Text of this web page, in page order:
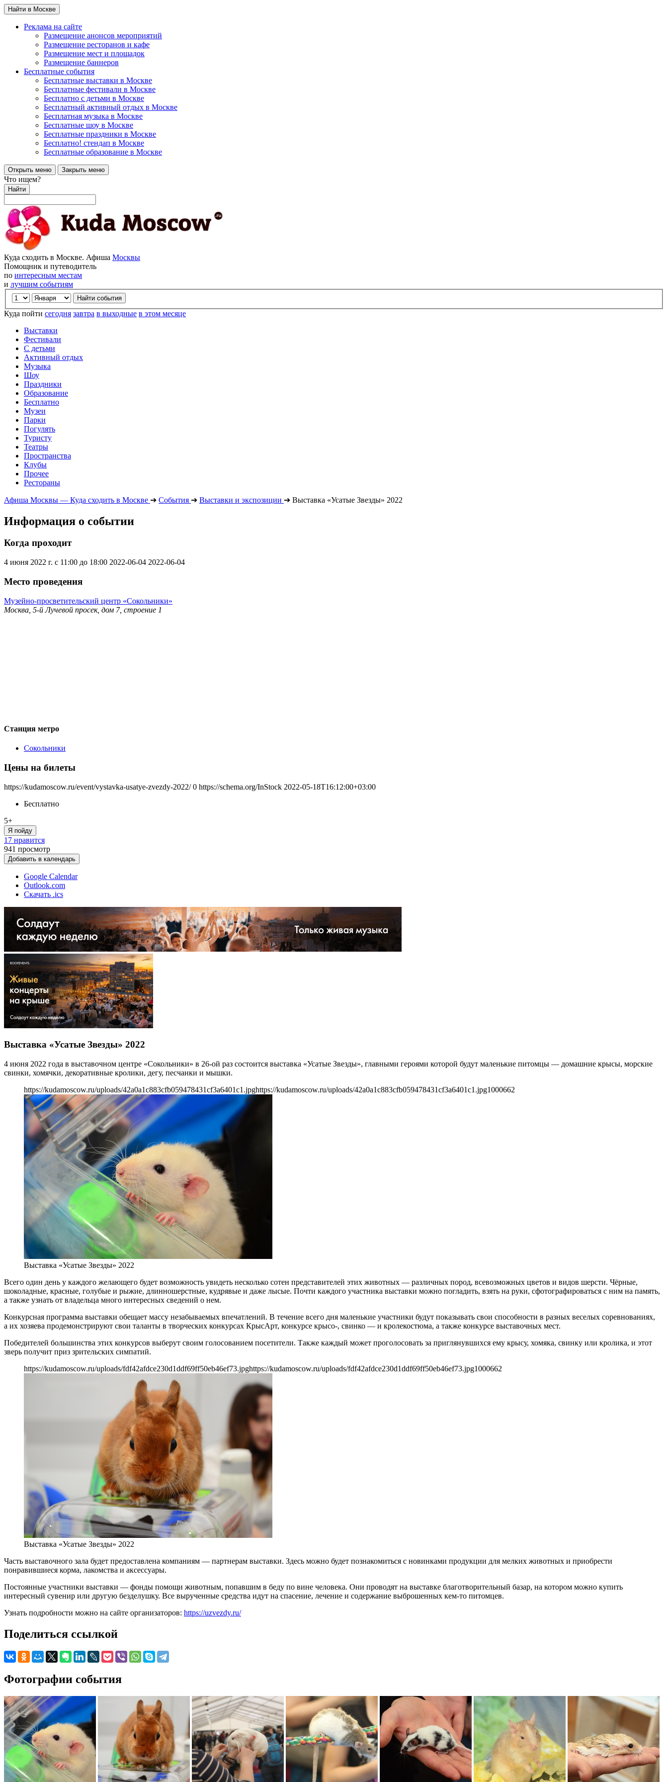
Найти в Москве
Реклама на сайте
Размещение анонсов мероприятий
Размещение ресторанов и кафе
Размещение мест и площадок
Размещение баннеров
Бесплатные события
Бесплатные выставки в Москве
Бесплатные фестивали в Москве
Бесплатно с детьми в Москве
Бесплатный активный отдых в Москве
Бесплатная музыка в Москве
Бесплатные шоу в Москве
Бесплатные праздники в Москве
Бесплатно! стендап в Москве
Бесплатные образование в Москве
Открыть меню Закрыть меню
Что ищем?
Найти
Куда сходить в Москве. Афиша Москвы
Помощник и путеводитель
по интересным местам
и лучшим событиям
Куда пойти сегодня завтра в выходные в этом месяце
Выставки
Фестивали
С детьми
Активный отдых
Музыка
Шоу
Праздники
Образование
Бесплатно
Музеи
Парки
Погулять
Туристу
Театры
Пространства
Клубы
Прочее
Рестораны
Афиша Москвы — Куда сходить в Москве ➔ События ➔ Выставки и экспозиции ➔ Выставка «Усатые Звезды» 2022
Информация о событии
Когда проходит
4 июня 2022 г. с 11:00 до 18:00 2022-06-04 2022-06-04
Место проведения
Музейно-просветительский центр «Сокольники»
Москва, 5-й Лучевой просек, дом 7, строение 1
Станция метро
Сокольники
Цены на билеты
https://kudamoscow.ru/event/vystavka-usatye-zvezdy-2022/ 0 https://schema.org/InStock 2022-05-18T16:12:00+03:00
Бесплатно
5+
Я пойду
17 нравится
941 просмотр
Добавить в календарь
Google Calendar
Outlook.com
Скачать .ics
Выставка «Усатые Звезды» 2022
4 июня 2022 года в выставочном центре «Сокольники» в 26-ой раз состоится выставка «Усатые Звезды», главными героями которой будут маленькие питомцы — домашние крысы, морские
свинки, хомячки, декоративные кролики, дегу, песчанки и мышки.
https://kudamoscow.ru/uploads/42a0a1c883cfb059478431cf3a6401c1.jpghttps://kudamoscow.ru/uploads/42a0a1c883cfb059478431cf3a6401c1.jpg1000662
Выставка «Усатые Звезды» 2022
Всего один день у каждого желающего будет возможность увидеть несколько сотен представителей этих животных — различных пород, всевозможных цветов и видов шерсти. Чёрные,
шоколадные, красные, голубые и рыжие, длинношерстные, кудрявые и даже лысые. Почти каждого участника выставки можно погладить, взять на руки, сфотографироваться с ним на память,
а также узнать от владельца много интересных сведений о нем.
Конкурсная программа выставки обещает массу незабываемых впечатлений. В течение всего дня маленькие участники будут показывать свои способности в разных веселых соревнованиях,
а их хозяева продемонстрируют свои таланты в творческих конкурсах КрысАрт, конкурсе крысо-, свинко — и кролекостюма, а также конкурсе выставочных мест.
Победителей большинства этих конкурсов выберут своим голосованием посетители. Также каждый может проголосовать за приглянувшихся ему крысу, хомяка, свинку или кролика, и этот
зверь получит приз зрительских симпатий.
https://kudamoscow.ru/uploads/fdf42afdce230d1ddf69ff50eb46ef73.jpghttps://kudamoscow.ru/uploads/fdf42afdce230d1ddf69ff50eb46ef73.jpg1000662
Выставка «Усатые Звезды» 2022
Часть выставочного зала будет предоставлена компаниям — партнерам выставки. Здесь можно будет познакомиться с новинками продукции для мелких животных и приобрести
понравившиеся корма, лакомства и аксессуары.
Постоянные участники выставки — фонды помощи животным, попавшим в беду по вине человека. Они проводят на выставке благотворительный базар, на котором можно купить
интересный сувенир или другую безделушку. Все вырученные средства идут на спасение, лечение и содержание выброшенных кем-то питомцев.
Узнать подробности можно на сайте организаторов: https://uzvezdy.ru/
Поделиться ссылкой
Фотографии события